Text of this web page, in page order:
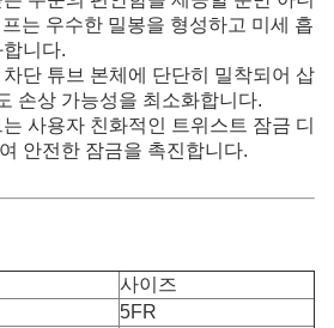
는 우수한 밀봉을 형성하고 미세 흡
니다.
단 튜브 본체에 단단히 밀착되어 삽
손상 가능성을 최소화합니다.
사용자 친화적인 트위스트 잠금 디
안전한 잠금을 촉진합니다.
사이즈
5FR